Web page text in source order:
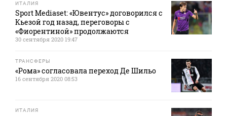
ИТАЛИЯ
Sport Mediaset: «Ювентус» договорился с
Кьезой год назад, переговоры с
«Фиорентиной» продолжаются
30 сентября 2020 19:47
ТРАНСФЕРЫ
«Рома» согласовала переход Де Шильо
16 сентября 2020 08:53
ИТАЛИЯ